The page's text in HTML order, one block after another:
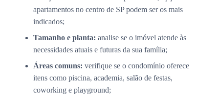
apartamentos no centro de SP podem ser os mais
indicados;
Tamanho e planta: analise se o imóvel atende às
necessidades atuais e futuras da sua família;
Áreas comuns: verifique se o condomínio oferece
itens como piscina, academia, salão de festas,
coworking e playground;